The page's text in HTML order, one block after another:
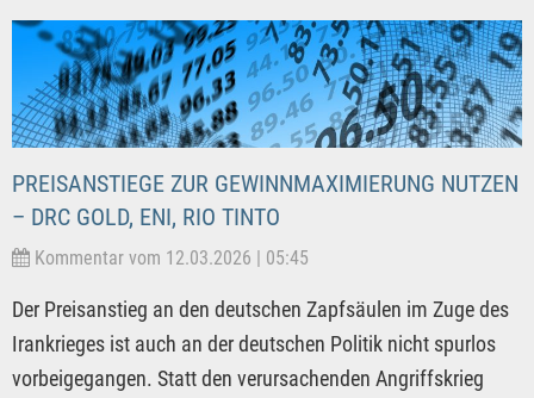
PREISANSTIEGE ZUR GEWINNMAXIMIERUNG NUTZEN
– DRC GOLD, ENI, RIO TINTO
Kommentar vom 12.03.2026 | 05:45
Der Preisanstieg an den deutschen Zapfsäulen im Zuge des
Irankrieges ist auch an der deutschen Politik nicht spurlos
vorbeigegangen. Statt den verursachenden Angriffskrieg